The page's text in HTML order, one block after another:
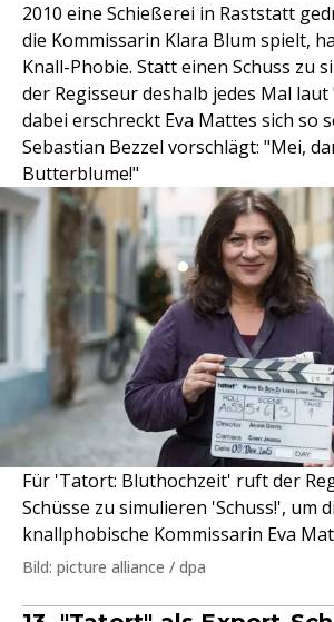
2010 eine Schießerei in Raststatt
die Kommissarin Klara Blum spielt,
Knall-Phobie. Statt einen Schuss zu
der Regisseur deshalb jedes Mal laut
dabei erschreckt Eva Mattes sich so
Sebastian Bezzel vorschlägt: "Mei,
Butterblume!"
Für 'Tatort: Bluthochzeit' ruft der
Schüsse zu simulieren 'Schuss!', um
knallphobische Kommissarin Eva
Bild: picture alliance / dpa